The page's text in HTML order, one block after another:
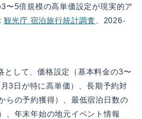
〜5倍規模の高単価設定が現実的ア
観光庁 宿泊旅行統計調査
、2026-
として、価格設定（基本料金の3〜
3日が特に高単価）、長期予約対
らの予約獲得）、最低宿泊日数の
、年末年始の地元イベント情報